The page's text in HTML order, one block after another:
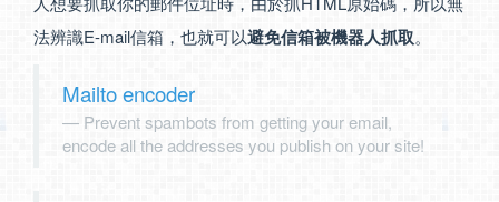
法辨識E-mail信箱，也就可以避免信箱被機器人抓取。
Mailto encoder
Prevent spambots from getting your email,
encode all the addresses you publish on your site!